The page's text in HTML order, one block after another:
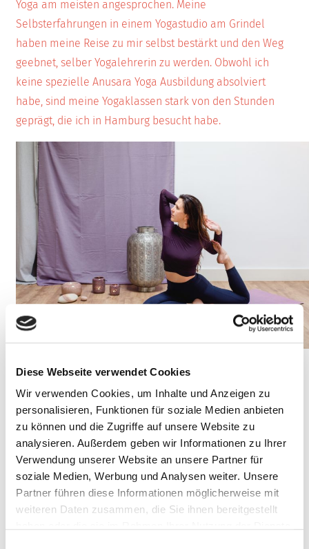
Diese Webseite verwendet Cookies
Wir verwenden Cookies, um Inhalte und Anzeigen zu
personalisieren, Funktionen für soziale Medien anbieten
zu können und die Zugriffe auf unsere Website zu
analysieren. Außerdem geben wir Informationen zu Ihrer
Verwendung unserer Website an unsere Partner für
soziale Medien, Werbung und Analysen weiter. Unsere
Partner führen diese Informationen möglicherweise mit
weiteren Daten zusammen, die Sie ihnen bereitgestellt
Yoga am meisten angesprochen. Meine
Selbsterfahrungen in einem Yogastudio am Grindel
haben meine Reise zu mir selbst bestärkt und den Weg
geebnet, selber Yogalehrerin zu werden. Obwohl ich
keine spezielle Anusara Yoga Ausbildung absolviert
habe, sind meine Yogaklassen stark von den Stunden
geprägt, die ich in Hamburg besucht habe.
Haltung, Ausrichtung, Hingabe
Anusara Yoga ist ein moderner Yogastil, der Ende der
90er Jahre von dem US-Amerikaner John Friend
entwickelt und zu der am schnellsten wachsenden
Yogarichtung der Welt wurde. Das Besondere an dieser
westlichen Form, ist die Kombination ausTantra
PhilosophieundBiomechanik. In der Verbindung von
fließenden Bewegungen, korrekt ausgeführten